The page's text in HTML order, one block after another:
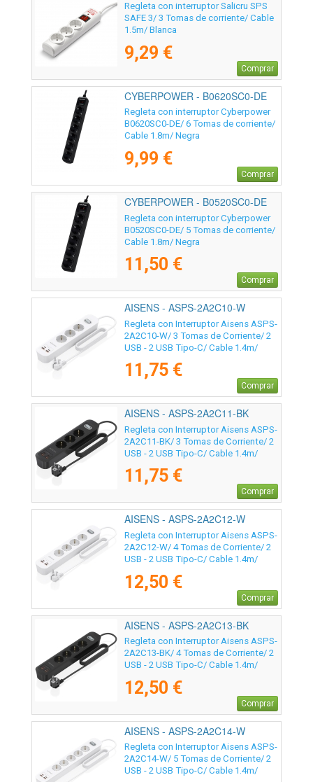
Regleta con interruptor Salicru SPS
SAFE 3/ 3 Tomas de corriente/ Cable
1.5m/ Blanca
9,29 €
Comprar
CYBERPOWER - B0620SC0-DE
Regleta con interruptor Cyberpower
B0620SC0-DE/ 6 Tomas de corriente/
Cable 1.8m/ Negra
9,99 €
Comprar
CYBERPOWER - B0520SC0-DE
Regleta con interruptor Cyberpower
B0520SC0-DE/ 5 Tomas de corriente/
Cable 1.8m/ Negra
11,50 €
Comprar
AISENS - ASPS-2A2C10-W
Regleta con Interruptor Aisens ASPS-
2A2C10-W/ 3 Tomas de Corriente/ 2
USB - 2 USB Tipo-C/ Cable 1.4m/
11,75 €
Comprar
AISENS - ASPS-2A2C11-BK
Regleta con Interruptor Aisens ASPS-
2A2C11-BK/ 3 Tomas de Corriente/ 2
USB - 2 USB Tipo-C/ Cable 1.4m/
11,75 €
Comprar
AISENS - ASPS-2A2C12-W
Regleta con Interruptor Aisens ASPS-
2A2C12-W/ 4 Tomas de Corriente/ 2
USB - 2 USB Tipo-C/ Cable 1.4m/
12,50 €
Comprar
AISENS - ASPS-2A2C13-BK
Regleta con Interruptor Aisens ASPS-
2A2C13-BK/ 4 Tomas de Corriente/ 2
USB - 2 USB Tipo-C/ Cable 1.4m/
12,50 €
Comprar
AISENS - ASPS-2A2C14-W
Regleta con Interruptor Aisens ASPS-
2A2C14-W/ 5 Tomas de Corriente/ 2
USB - 2 USB Tipo-C/ Cable 1.4m/